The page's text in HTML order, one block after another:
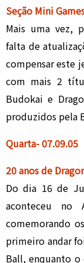
Seção Mini
Mais uma vez,
falta de
compensar este
com mais 2
Budokai e
produzidos pela
Quarta- 07.09.05
20 anos de
Do dia 16 de
aconteceu no
comemorando
primeiro andar
Ball, enquanto o